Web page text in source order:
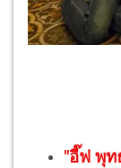
"อี๊ฟ พุท